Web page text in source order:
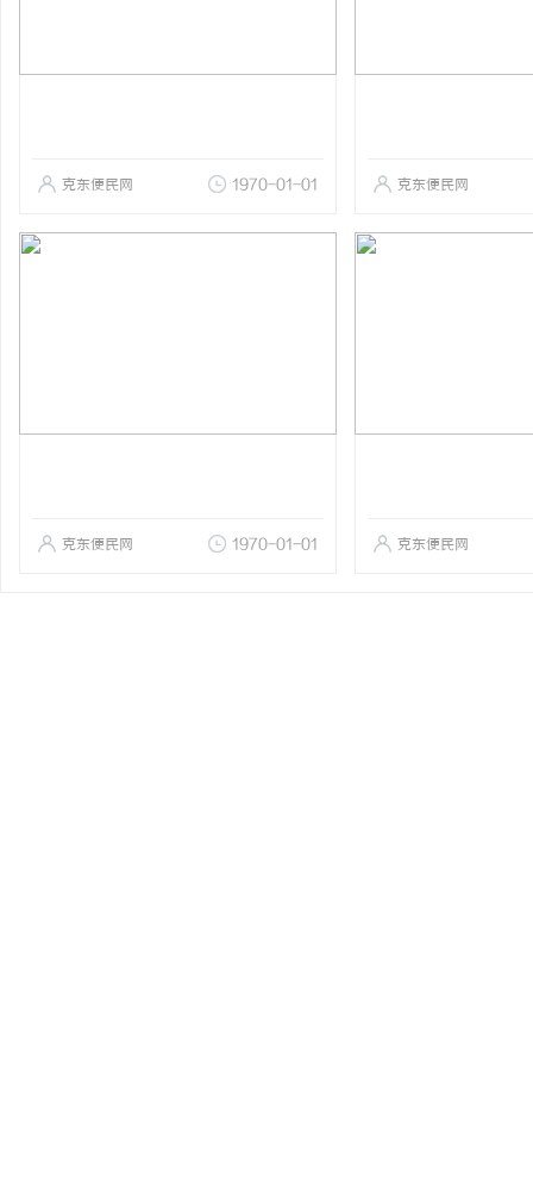
克东便民网 1970-01-01 克东便民网
克东便民网 1970-01-01 克东便民网